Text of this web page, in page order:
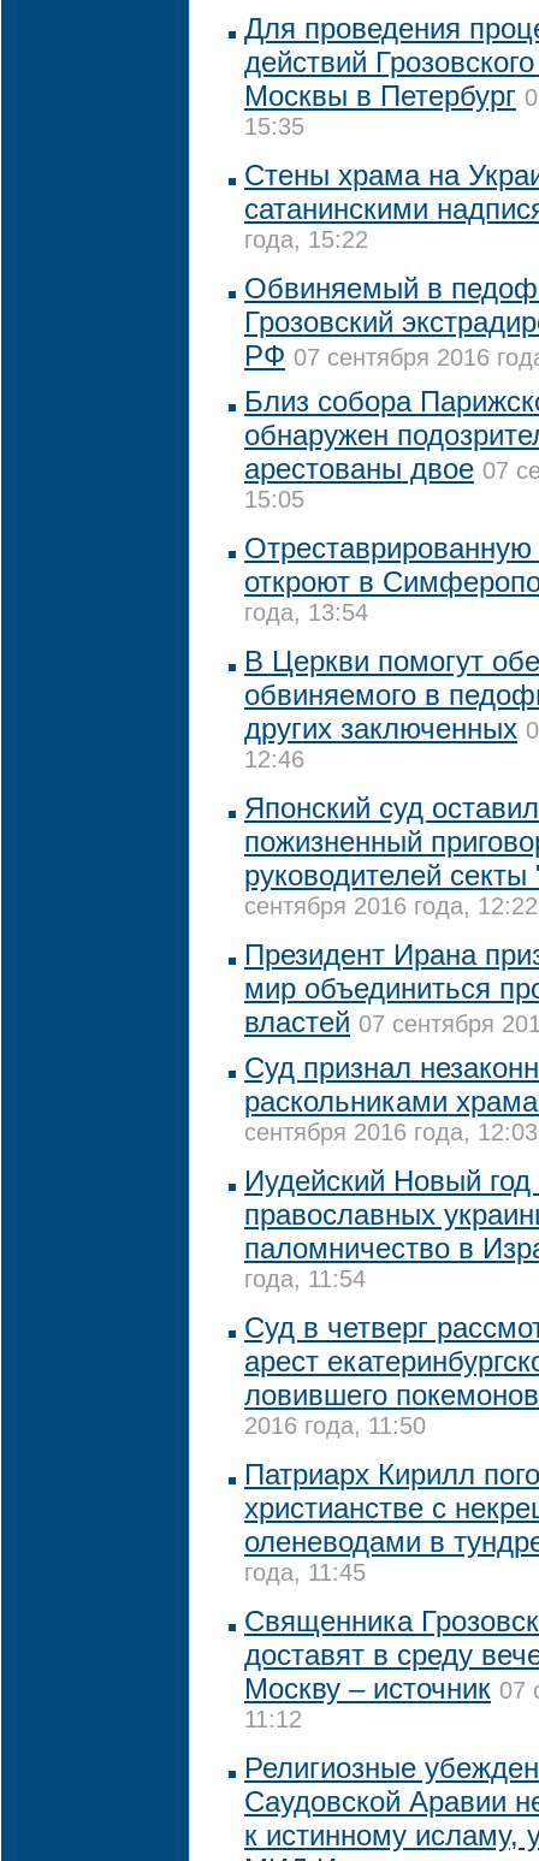
Для проведения
действий
Москвы в Петербург
15:35
Стены храма на
сатанинскими
года, 15:22
Обвиняемый в
Грозовский
РФ 07 сентября 2016
Близ собора
обнаружен
арестованы двое 07
15:05
откроют в
года, 13:54
В Церкви помогут
обвиняемого в
других заключенных
12:46
Японский суд
пожизненный
руководителей
сентября 2016 года, 12:22
Президент Ирана
мир объединиться
властей 07 сентября
Суд признал
раскольниками
сентября 2016 года, 12:03
Иудейский Новый
православных
паломничество в
года, 11:54
Суд в четверг
арест
ловившего
2016 года, 11:50
Патриарх Кирилл
христианстве с
оленеводами в
года, 11:45
Священника
доставят в среду
Москву – источник 07
11:12
Религиозные
Саудовской Аравии
к истинному исламу,